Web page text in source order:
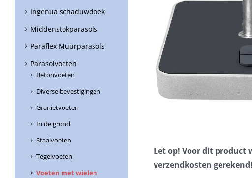
Let op! Voor dit product
verzendkosten gerekend!
Ingenua schaduwdoek
Middenstokparasols
Paraflex Muurparasols
Parasolvoeten
Betonvoeten
Diverse bevestigingen
Granietvoeten
In de grond
Staalvoeten
Tegelvoeten
Voeten met wielen